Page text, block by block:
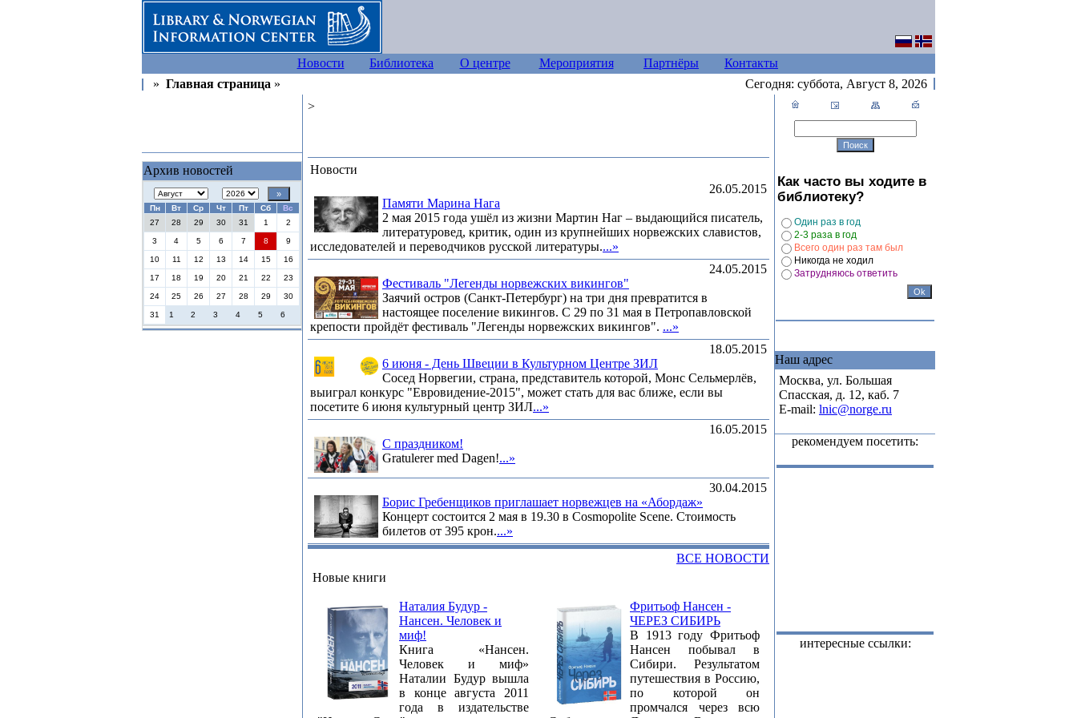
Новости Библиотека О центре Мероприятия Партнёры
Контакты
» Главная страница » Сегодня: суббота, Август 8, 2026
Архив новостей
Пн Вт Ср Чт Пт Сб
Вс
27
28 29 30 31 1 2
3 4 5 6 7 8 9
10 11 12 13 14 15 16
17 18 19 20 21 22 23
24 25 26 27 28 29 30
31 1 2 3 4 5 6
>
Новости
26.05.2015
Памяти Марина Нага
2 мая 2015 года ушёл из жизни Мартин Наг – выдающийся писатель,
литературовед, критик, один из крупнейших норвежских славистов,
исследователей и переводчиков русской литературы....»
24.05.2015
Фестиваль "Легенды норвежских викингов"
Заячий остров (Санкт-Петербург) на три дня превратится в
настоящее поселение викингов. С 29 по 31 мая в Петропавловской
крепости пройдёт фестиваль "Легенды норвежских викингов". ...»
18.05.2015
6 июня - День Швеции в Культурном Центре ЗИЛ
Сосед Норвегии, страна, представитель которой, Монс Сельмерлёв,
выиграл конкурс "Евровидение-2015", может стать для вас ближе, если вы
посетите 6 июня культурный центр ЗИЛ...»
16.05.2015
C праздником!
Gratulerer med Dagen!...»
30.04.2015
Борис Гребенщиков приглашает норвежцев на «Абордаж»
Концерт состоится 2 мая в 19.30 в Cosmopolite Scene. Стоимость
билетов от 395 крон....»
ВСЕ НОВОСТИ
Новые книги
Наталия Будур -
Нансен. Человек и
миф!
Книга «Нансен.
Человек и миф»
Наталии Будур вышла
в конце августа 2011
года в издательстве
Фритьоф Нансен -
ЧЕРЕЗ СИБИРЬ
В 1913 году Фритьоф
Нансен побывал в
Сибири. Результатом
путешествия в Россию,
по которой он
промчался через всю
Как часто вы ходите в
библиотеку?
Один раз в год
2-3 раза в год
Всего один раз там был
Никогда не ходил
Затрудняюсь ответить
Наш адрес
Москва, ул. Большая
Спасская, д. 12, каб. 7
E-mail: lnic@norge.ru
рекомендуем посетить:
интересные ссылки: